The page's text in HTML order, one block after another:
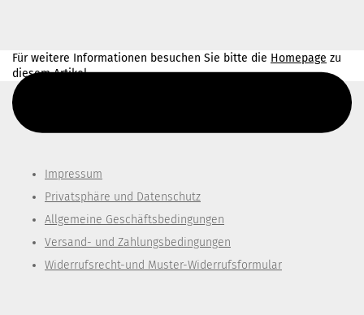
Für weitere Informationen besuchen Sie bitte die Homepage zu
diesem Artikel.
Impressum
Privatsphäre und Datenschutz
Allgemeine Geschäftsbedingungen
Versand- und Zahlungsbedingungen
Widerrufsrecht-und Muster-Widerrufsformular